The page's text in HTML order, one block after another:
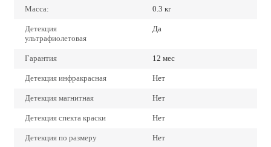
Масса: 0.3 кг
Детекция
ультрафиолетовая
Да
Гарантия 12 мес
Детекция инфракрасная Нет
Детекция магнитная Нет
Детекция спекта краски Нет
Детекция по размеру Нет